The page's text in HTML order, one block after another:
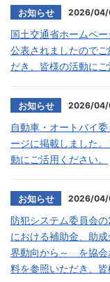
2026/04/
お知らせ
国土交通省ホームペ
公表されましたので
だき、皆様の活動にご
2026/04/
お知らせ
自動車・オートバイ
ージに掲載しました
動にご活用ください。
2026/04/
お知らせ
防犯システム委員会
における補助金、助
界動向から～ を協会
料を参照いただき、皆